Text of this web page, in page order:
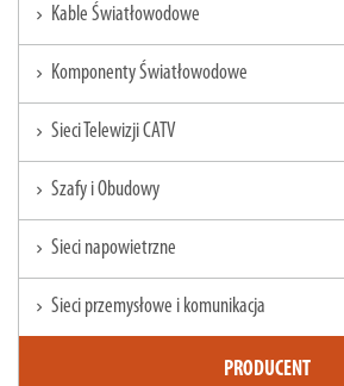
chevron_right Kable Światłowodowe
chevron_right Komponenty Światłowodowe
chevron_right Sieci Telewizji CATV
chevron_right Szafy i Obudowy
chevron_right Sieci napowietrzne
chevron_right Sieci przemysłowe i komunikacja
PRODUCENT